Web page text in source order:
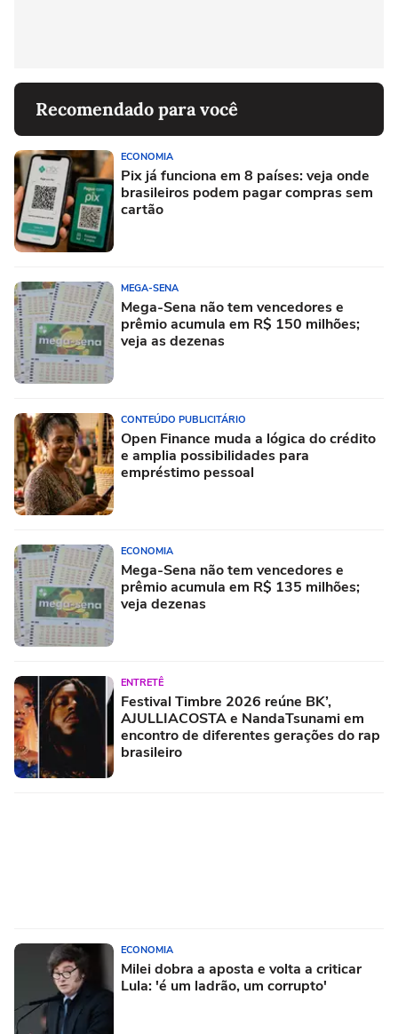
Recomendado para você
ECONOMIA
Pix já funciona em 8 países: veja onde
brasileiros podem pagar compras sem
cartão
MEGA-SENA
Mega-Sena não tem vencedores e
prêmio acumula em R$ 150 milhões;
veja as dezenas
CONTEÚDO PUBLICITÁRIO
Open Finance muda a lógica do crédito
e amplia possibilidades para
empréstimo pessoal
ECONOMIA
Mega-Sena não tem vencedores e
prêmio acumula em R$ 135 milhões;
veja dezenas
ENTRETÊ
Festival Timbre 2026 reúne BK’,
AJULLIACOSTA e NandaTsunami em
encontro de diferentes gerações do rap
brasileiro
ECONOMIA
Milei dobra a aposta e volta a criticar
Lula: 'é um ladrão, um corrupto'